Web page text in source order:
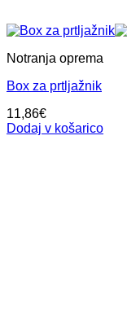
Notranja oprema
Box za prtljažnik
11,86€
Dodaj v košarico